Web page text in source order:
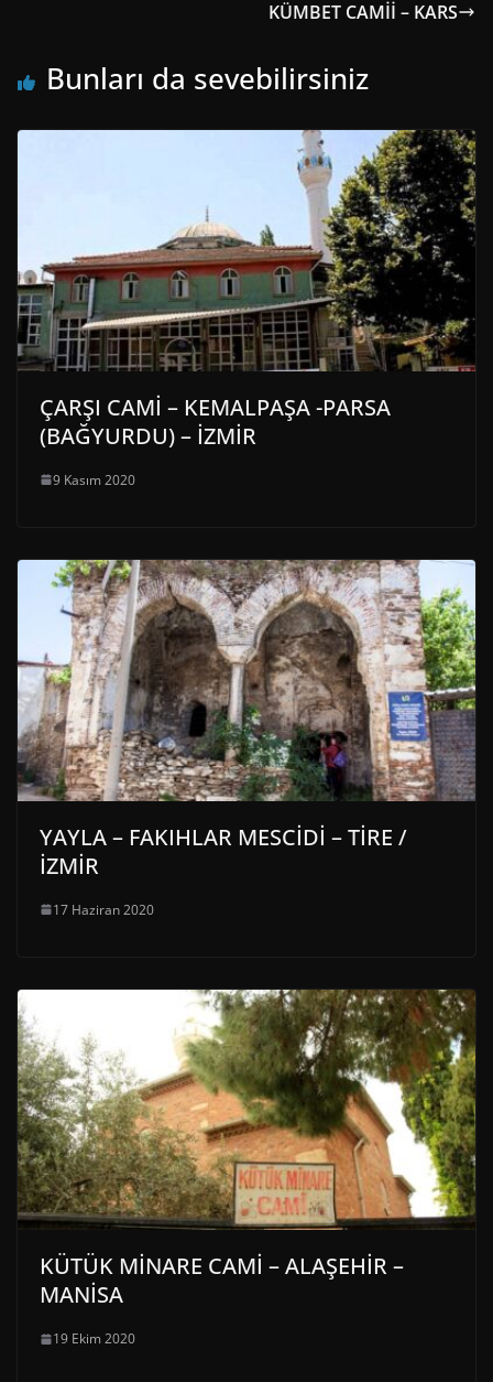
KÜMBET CAMİİ – KARS
Bunları da sevebilirsiniz
ÇARŞI CAMİ – KEMALPAŞA -PARSA
(BAĞYURDU) – İZMİR
9 Kasım 2020
YAYLA – FAKIHLAR MESCİDİ – TİRE /
İZMİR
17 Haziran 2020
KÜTÜK MİNARE CAMİ – ALAŞEHİR –
MANİSA
19 Ekim 2020